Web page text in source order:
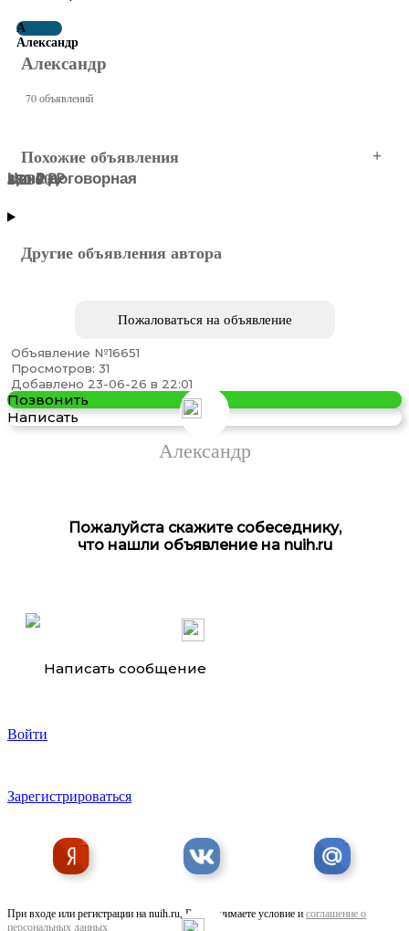
А
Александр
Александр
70 объявлений
Похожие объявления
дрель-шуруповерт Xiaomi 12v brushless drill qwldz001
5 299 ₽
55 000 ₽
Цена договорная
170 ₽
850 ₽
280 ₽
Другие объявления автора
Пожаловаться на объявление
Объявление №16651
Просмотров: 31
Добавлено 23-06-26 в 22:01
Позвонить
Написать
Александр
Пожалуйста скажите собеседнику,
что нашли объявление на nuih.ru
Написать сообщение
Войти
Зарегистрироваться
При входе или регистрации на nuih.ru, Вы принимаете условие и соглашение о
персональных данных